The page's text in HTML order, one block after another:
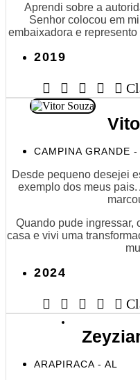
Aprendi sobre a
Senhor colocou em
embaixadora e
2019
    
CAMPINA GRANDE -
Desde pequeno desejei
exemplo dos meus
Quando pude ingressar,
casa e vivi uma
2024
    
ARAPIRACA - AL